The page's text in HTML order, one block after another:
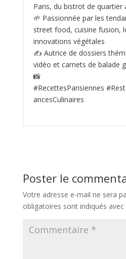
Paris, du bistrot de quartier
🌱 Passionnée par les
street food, cuisine fusion,
innovations végétales
✍️ Autrice de dossiers
vidéo et carnets de balade
📸
#RecettesParisiennes
ancesCulinaires
Poster le
Votre adresse e-mail ne sera
obligatoires sont indiqués avec